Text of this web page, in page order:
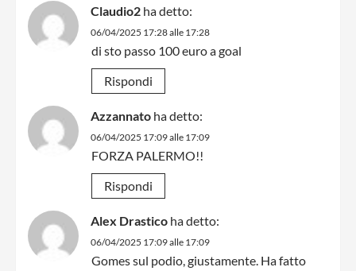
Claudio2 ha detto:
06/04/2025 17:28 alle 17:28
di sto passo 100 euro a goal
Rispondi
Azzannato ha detto:
06/04/2025 17:09 alle 17:09
FORZA PALERMO!!
Rispondi
Alex Drastico ha detto:
06/04/2025 17:09 alle 17:09
Gomes sul podio, giustamente. Ha fatto